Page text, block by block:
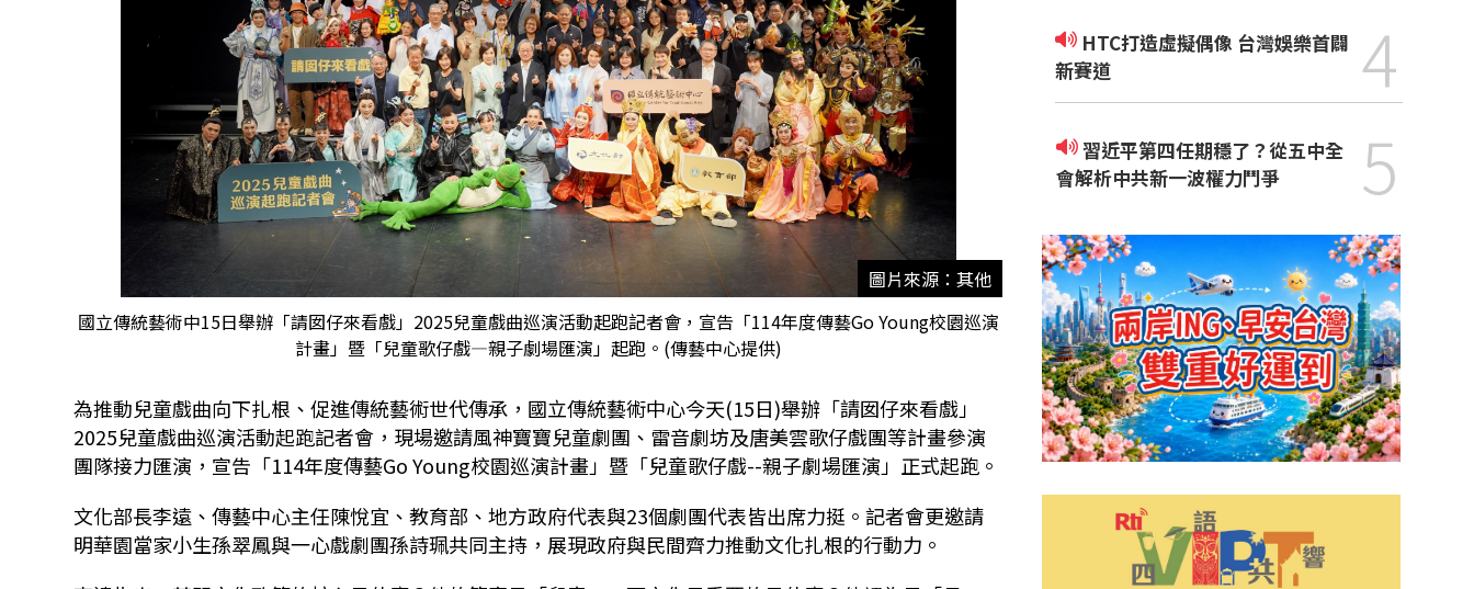
圖片來源：其他
國立傳統藝術中15日舉辦「請囡仔來看戲」2025兒童戲曲巡演活動起跑記者會，宣告「114年度傳藝Go Young校園巡演
計畫」暨「兒童歌仔戲—親子劇場匯演」起跑。(傳藝中心提供)
為推動兒童戲曲向下扎根、促進傳統藝術世代傳承，國立傳統藝術中心今天(15日)舉辦「請囡仔來看戲」
2025兒童戲曲巡演活動起跑記者會，現場邀請風神寶寶兒童劇團、雷音劇坊及唐美雲歌仔戲團等計畫參演
團隊接力匯演，宣告「114年度傳藝Go Young校園巡演計畫」暨「兒童歌仔戲--親子劇場匯演」正式起跑。
文化部長李遠、傳藝中心主任陳悅宜、教育部、地方政府代表與23個劇團代表皆出席力挺。記者會更邀請
明華園當家小生孫翠鳳與一心戲劇團孫詩珮共同主持，展現政府與民間齊力推動文化扎根的行動力。
新賽道
4
習近平第四任期穩了？從五中全
會解析中共新一波權力鬥爭
5